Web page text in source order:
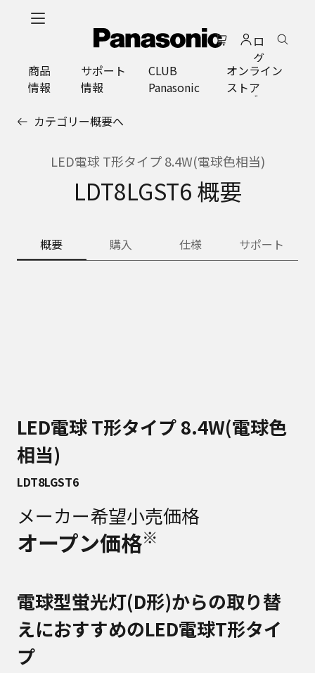
ロ
グ
イ
ン
商品
情報
サポート
情報
CLUB
Panasonic
オンライン
ストア
カテゴリー概要へ
LED電球 T形タイプ 8.4W(電球色相当)
LDT8LGST6 概要
概要 購入 仕様 サポート
LED電球 T形タイプ 8.4W(電球色
相当)
LDT8LGST6
メーカー希望小売価格
オープン価格※
電球型蛍光灯(D形)からの取り替
えにおすすめのLED電球T形タイ
プ